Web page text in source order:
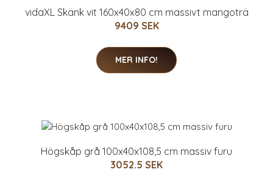
vidaXL Skänk vit 160x40x80 cm massivt mangoträ
9409 SEK
MER INFO!
Högskåp grå 100x40x108,5 cm massiv furu
3052.5 SEK